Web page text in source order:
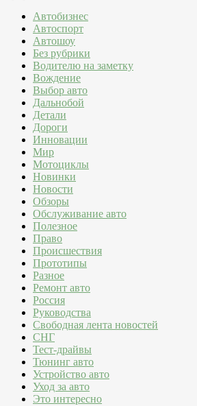
Автобизнес
Автоспорт
Автошоу
Без рубрики
Водителю на заметку
Вождение
Выбор авто
Дальнобой
Детали
Дороги
Инновации
Мир
Мотоциклы
Новинки
Новости
Обзоры
Обслуживание авто
Полезное
Право
Происшествия
Прототипы
Разное
Ремонт авто
Россия
Руководства
Свободная лента новостей
СНГ
Тест-драйвы
Тюнинг авто
Устройство авто
Уход за авто
Это интересно